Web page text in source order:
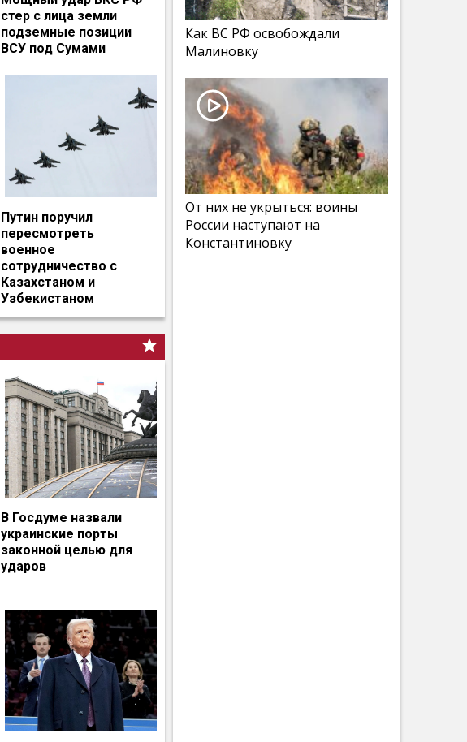
стер с лица земли
подземные позиции
ВСУ под Сумами
Путин поручил
пересмотреть
военное
сотрудничество с
Казахстаном и
Узбекистаном
В Госдуме назвали
украинские порты
законной целью для
ударов
Как ВС РФ освобождали
Малиновку
От них не укрыться: воины
России наступают на
Константиновку